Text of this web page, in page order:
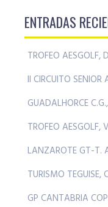
ENTRADAS
TROFEO AESGOLF,
II CIRCUITO
GUADALHORCE
TROFEO AESGOLF,
LANZAROTE GT-T.
TURISMO
GP CANTABRIA